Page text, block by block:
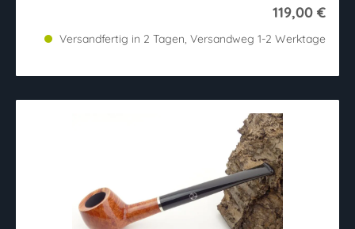
119,00 €
Versandfertig in 2 Tagen, Versandweg 1-2 Werktage